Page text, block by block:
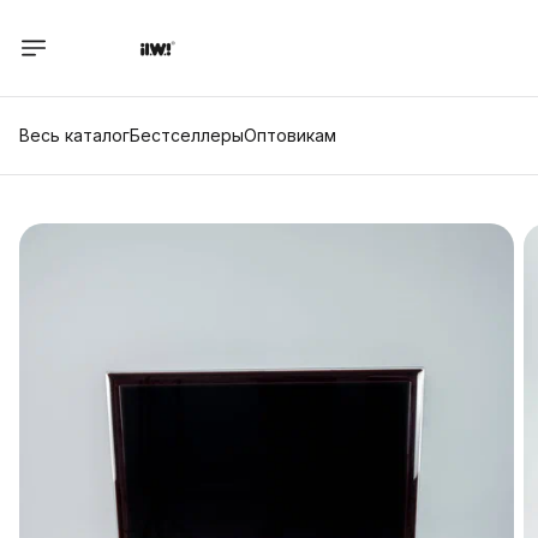
Весь каталогБестселлерыОптовикам